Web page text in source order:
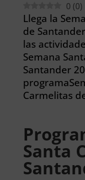
0 (0)
Llega la
de
las
Semana
Santander
Carmelitas
Santa